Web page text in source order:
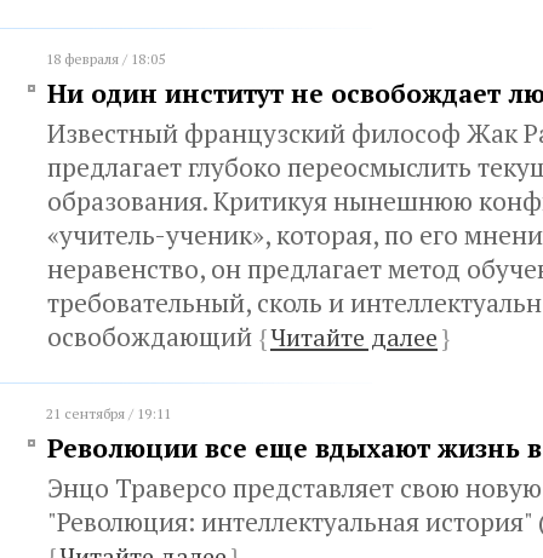
18 февраля / 18:05
Ни один институт не освобождает
Известный французский философ Жак
предлагает глубоко переосмыслить
образования. Критикуя нынешнюю
«учитель-ученик», которая, по его
неравенство, он предлагает метод
требовательный, сколь и
освобождающий {Читайте далее}
21 сентября / 19:11
Революции все еще вдыхают жизнь
Энцо Траверсо представляет свою
"Революция: интеллектуальная история"